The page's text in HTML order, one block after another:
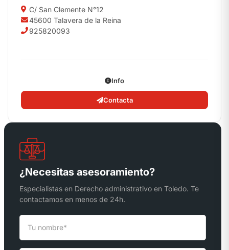
C/ San Clemente N°12
45600 Talavera de la Reina
925820093
Info
Contacta
¿Necesitas asesoramiento?
Especialistas en Derecho administrativo en Toledo. Te
contactamos en menos de 24h.